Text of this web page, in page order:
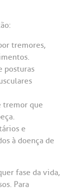
tremores,
posturas
tremor que
e
à doença de
fase da vida,
Para